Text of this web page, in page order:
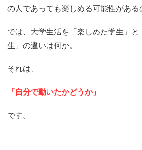
の人であっても楽しめる可能性がある
では、大学生活を「楽しめた学生」
生」の違いは何か。
それは、
「自分で動いたかどうか」
です。